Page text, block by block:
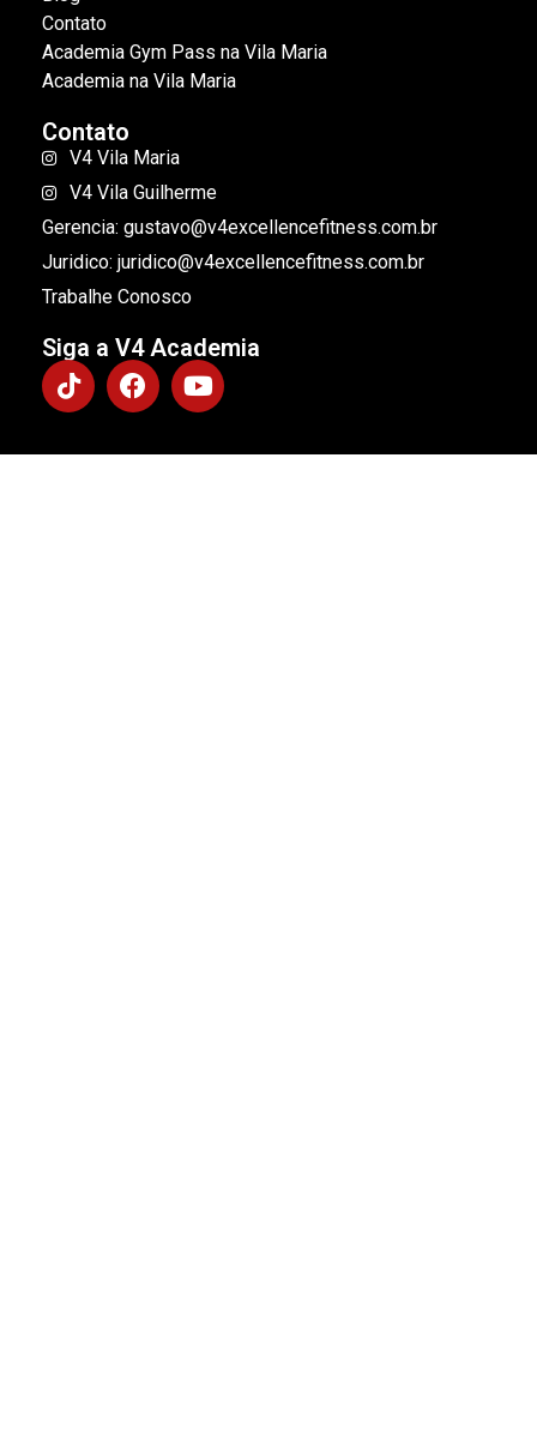
Contato
Academia Gym Pass na Vila Maria
Academia na Vila Maria
Contato
V4 Vila Maria
V4 Vila Guilherme
Gerencia: gustavo@v4excellencefitness.com.br
Juridico: juridico@v4excellencefitness.com.br
Trabalhe Conosco
Siga a V4 Academia